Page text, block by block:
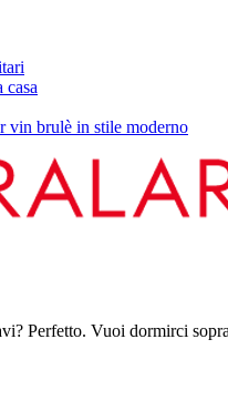
vin brulè in stile moderno
Perfetto. Vuoi dormirci